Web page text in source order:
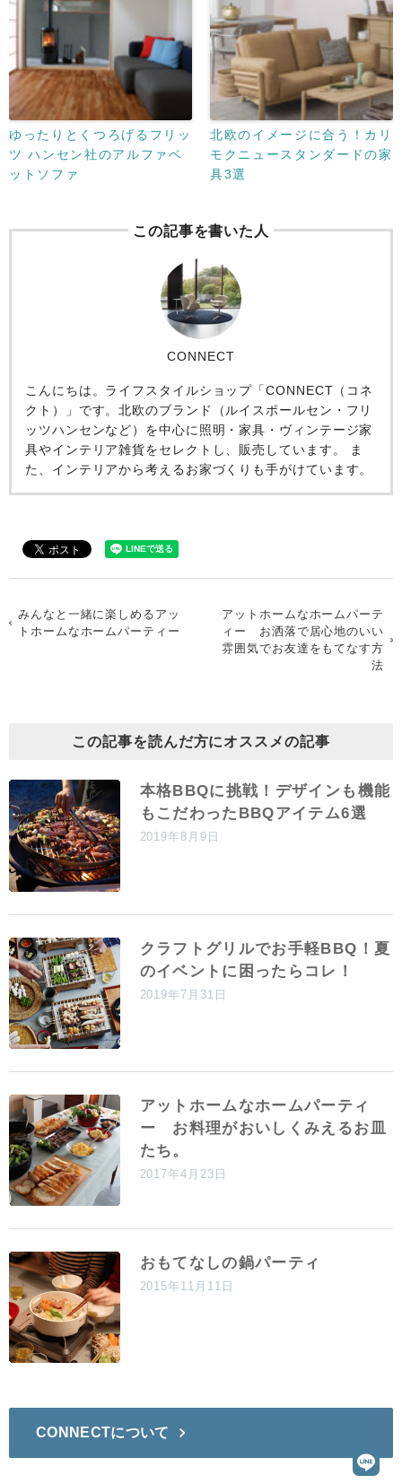
ゆったりとくつろげるフリッ
ツ ハンセン社のアルファベ
ットソファ
北欧のイメージに合う！カリ
モクニュースタンダードの家
具3選
この記事を書いた人
CONNECT
こんにちは。ライフスタイルショップ「CONNECT（コネ
クト）」です。北欧のブランド（ルイスポールセン・フリ
ッツハンセンなど）を中心に照明・家具・ヴィンテージ家
具やインテリア雑貨をセレクトし、販売しています。 ま
た、インテリアから考えるお家づくりも手がけています。
みんなと一緒に楽しめるアッ
トホームなホームパーティー
アットホームなホームパーテ
ィー お洒落で居心地のいい
雰囲気でお友達をもてなす方
法
この記事を読んだ方にオススメの記事
本格BBQに挑戦！デザインも機能
もこだわったBBQアイテム6選
2019年8月9日
クラフトグリルでお手軽BBQ！夏
のイベントに困ったらコレ！
2019年7月31日
アットホームなホームパーティ
ー お料理がおいしくみえるお皿
たち。
2017年4月23日
おもてなしの鍋パーティ
2015年11月11日
CONNECTについて